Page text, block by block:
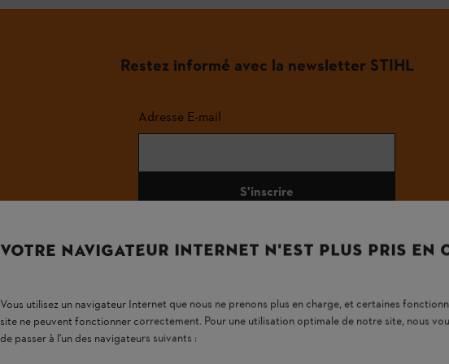
Restez informé avec la newsletter STIHL
Adresse E-mail
S'inscrire
VOTRE NAVIGATEUR INTERNET N'EST PLUS PRIS EN
Vous utilisez un navigateur Internet que nous ne prenons plus en charge, et certaines
site ne peuvent fonctionner correctement. Pour une utilisation optimale de notre site, nous
de passer à l'un des navigateurs suivants :